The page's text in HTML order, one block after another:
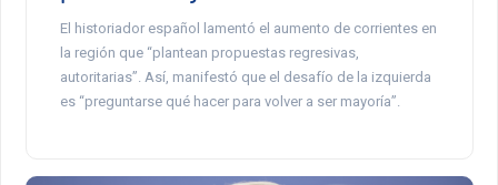
El historiador español lamentó el aumento de corrientes en
la región que “plantean propuestas regresivas,
autoritarias”. Así, manifestó que el desafío de la izquierda
es “preguntarse qué hacer para volver a ser mayoría”.